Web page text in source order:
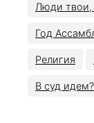
Люди твои,
Год
Религия
В суд